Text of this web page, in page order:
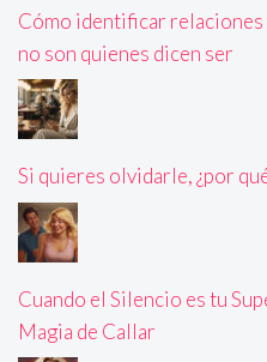
Cómo identificar relaciones
no son quienes dicen ser
Si quieres olvidarle, ¿por
Cuando el Silencio es tu
Magia de Callar